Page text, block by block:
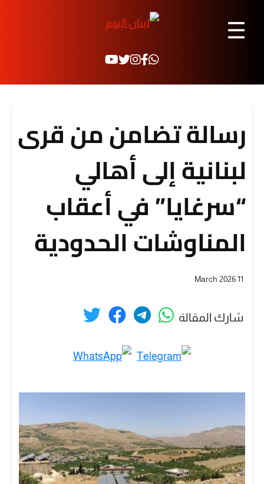
☰
رسالة تضامن من قرى
لبنانية إلى أهالي
“سرغايا” في أعقاب
المناوشات الحدودية
11 March 2026
شارك المقالة